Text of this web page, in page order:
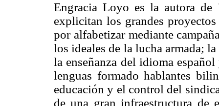
Engracia Loyo es la autora
explicitan los grandes
por alfabetizar mediante
los ideales de la lucha armada;
la enseñanza del idioma
lenguas formado hablantes
educación y el control del
de una gran infraestructura de